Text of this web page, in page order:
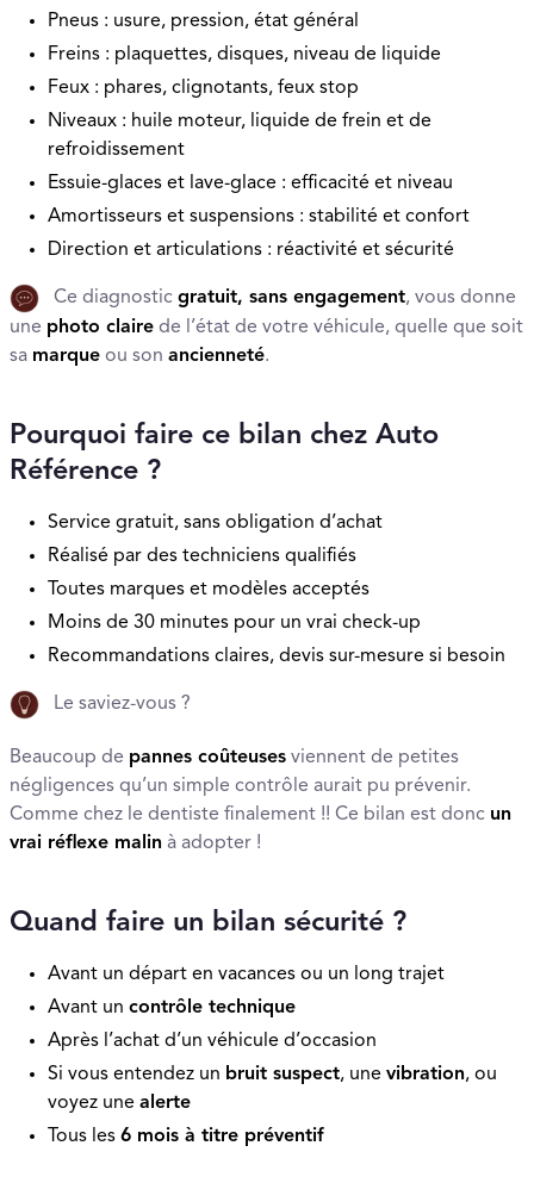
Pneus : usure, pression, état général
Freins : plaquettes, disques, niveau de liquide
Feux : phares, clignotants, feux stop
Niveaux : huile moteur, liquide de frein et de
refroidissement
Essuie-glaces et lave-glace : efficacité et niveau
Amortisseurs et suspensions : stabilité et confort
Direction et articulations : réactivité et sécurité
Ce diagnostic gratuit, sans engagement, vous donne
une photo claire de l’état de votre véhicule, quelle que soit
sa marque ou son ancienneté.
Pourquoi faire ce bilan chez Auto
Référence ?
Service gratuit, sans obligation d’achat
Réalisé par des techniciens qualifiés
Toutes marques et modèles acceptés
Moins de 30 minutes pour un vrai check-up
Recommandations claires, devis sur-mesure si besoin
Le saviez-vous ?
Beaucoup de pannes coûteuses viennent de petites
négligences qu’un simple contrôle aurait pu prévenir.
Comme chez le dentiste finalement !! Ce bilan est donc un
vrai réflexe malin à adopter !
Quand faire un bilan sécurité ?
Avant un départ en vacances ou un long trajet
Avant un contrôle technique
Après l’achat d’un véhicule d’occasion
Si vous entendez un bruit suspect, une vibration, ou
voyez une alerte
Tous les 6 mois à titre préventif